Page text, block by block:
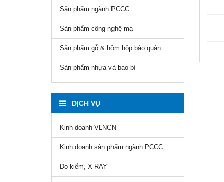
Sản phẩm ngành PCCC
Sản phẩm công nghệ mạ
Sản phẩm gỗ & hòm hộp bảo quản
Sản phẩm nhựa và bao bì
DỊCH VỤ
Kinh doanh VLNCN
Kinh doanh sản phẩm ngành PCCC
Đo kiểm, X-RAY